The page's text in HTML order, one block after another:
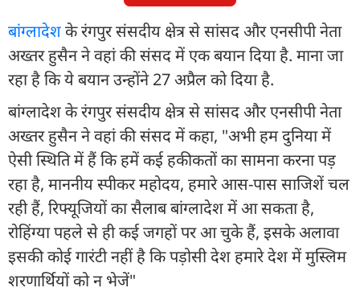
बांग्लादेशके रंगपुर संसदीय क्षेत्र से सांसद और एनसीपी नेता
अख्तर हुसैन ने वहां की संसद में एक बयान दिया है. माना जा
रहा है कि ये बयान उन्होंने 27 अप्रैल को दिया है.
बांग्लादेश के रंगपुर संसदीय क्षेत्र से सांसद और एनसीपी नेता
अख्तर हुसैन ने वहां की संसद में कहा, "अभी हम दुनिया में
ऐसी स्थिति में हैं कि हमें कई हकीकतों का सामना करना पड़
रहा है, माननीय स्पीकर महोदय, हमारे आस-पास साजिशें चल
रही हैं, रिफ्यूजियों का सैलाब बांग्लादेश में आ सकता है,
रोहिंग्या पहले से ही कई जगहों पर आ चुके हैं, इसके अलावा
इसकी कोई गारंटी नहीं है कि पड़ोसी देश हमारे देश में मुस्लिम
शरणार्थियों को न भेजें"